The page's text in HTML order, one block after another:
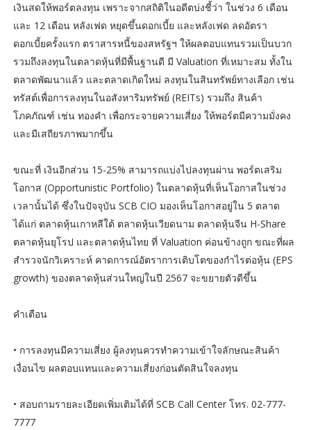
เงินสดให้พอร์ตลงทุน เพราะจากสถิติในอดีตบ่งชี้ว่า ในช่วง 6 เดือน
และ 12 เดือน หลังเฟด หยุดขึ้นดอกเบี้ย และหลังเฟด ลดอัตรา
ดอกเบี้ยครั้งแรก ตราสารหนี้ของสหรัฐฯ ให้ผลตอบแทนรวมเป็นบวก
รวมถึงลงทุนในตลาดหุ้นที่มีพื้นฐานดี มี Valuation ที่เหมาะสม ทั้งใน
ตลาดพัฒนาแล้ว และตลาดเกิดใหม่ ลงทุนในสินทรัพย์ทางเลือก เช่น
ทรัสต์เพื่อการลงทุนในอสังหาริมทรัพย์ (REITs) รวมถึง สินค้า
โภคภัณฑ์ เช่น ทองคำ เพื่อกระจายความเสี่ยง ให้พอร์ตมีความมั่งคง
และมีเสถียรภาพมากขึ้น
ขณะที่ เงินอีกส่วน 15-25% สามารถแบ่งไปลงทุนผ่าน พอร์ตเสริม
โอกาส (Opportunistic Portfolio) ในตลาดหุ้นที่เห็นโอกาสในช่วง
เวลานั้นได้ ซึ่งในปัจจุบัน SCB CIO มองเห็นโอกาสอยู่ใน 5 ตลาด
ได้แก่ ตลาดหุ้นเกาหลีใต้ ตลาดหุ้นเวียดนาม ตลาดหุ้นจีน H-Share
ตลาดหุ้นยุโรป และตลาดหุ้นไทย ที่ Valuation ค่อนข้างถูก ขณะที่ผล
สำรวจนักวิเคราะห์ คาดการณ์อัตราการเติบโตของกำไรต่อหุ้น (EPS
growth) ของตลาดหุ้นส่วนใหญ่ในปี 2567 จะขยายตัวดีขึ้น
คำเตือน
• การลงทุนมีความเสี่ยง ผู้ลงทุนควรทำความเข้าใจลักษณะสินค้า
เงื่อนไข ผลตอบแทนและความเสี่ยงก่อนตัดสินใจลงทุน
• สอบถามรายละเอียดเพิ่มเติมได้ที่ SCB Call Center โทร. 02-777-
7777